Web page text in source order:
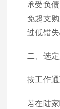
承受负
免超支
过低错失
二、选
按工作通
若在陆